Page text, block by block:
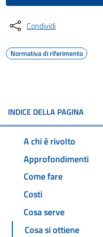
Condividi
Normativa di riferimento
INDICE DELLA PAGINA
A chi è rivolto
Approfondimenti
Come fare
Costi
Cosa serve
Cosa si ottiene